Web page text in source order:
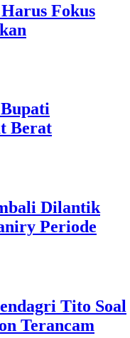
Fokus
Berat
Dilantik
Periode
Tito Soal
Terancam